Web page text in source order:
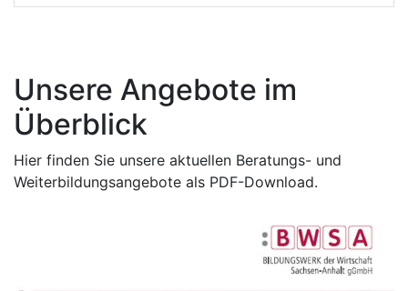
Unsere Angebote im
Überblick
Hier finden Sie unsere aktuellen Beratungs- und
Weiterbildungsangebote als PDF-Download.